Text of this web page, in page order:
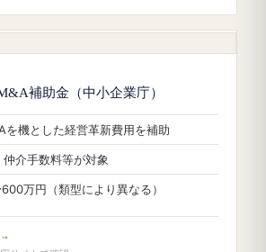
補助金（中小企業庁）
を機とした経営革新費用を補助
介手数料等が対象
万円（類型により異なる）